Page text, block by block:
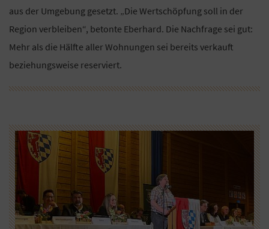
aus der Umgebung gesetzt. „Die Wertschöpfung soll in der
Region verbleiben“, betonte Eberhard. Die Nachfrage sei gut:
Mehr als die Hälfte aller Wohnungen sei bereits verkauft
beziehungsweise reserviert.